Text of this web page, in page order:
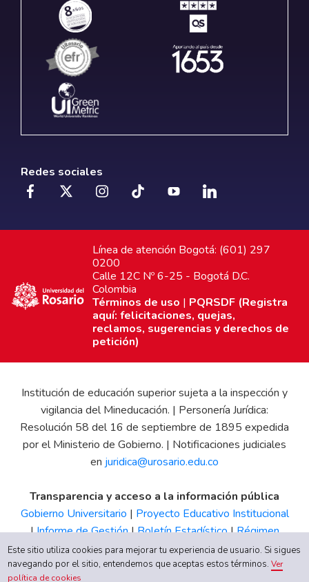
Redes sociales
Línea de atención Bogotá: (601) 297
0200
Calle 12C Nº 6-25 - Bogotá D.C.
Colombia
Términos de uso | PQRSDF (Registra
aquí: felicitaciones, quejas,
reclamos, sugerencias y derechos de
petición)
Institución de educación superior sujeta a la inspección y
vigilancia del Mineducación. | Personería Jurídica:
Resolución 58 del 16 de septiembre de 1895 expedida
por el Ministerio de Gobierno. | Notificaciones judiciales
en juridica@urosario.edu.co
Transparencia y acceso a la información pública
Gobierno Universitario | Proyecto Educativo Institucional
|Informe de Gestión|Boletín Estadístico|Régimen
Tributario|Estados Financieros |Código de Ética| Canal
de Integridad UR
Este sitio utiliza cookies para mejorar tu experiencia de usuario. Si sigues
navegando por el sitio, entendemos que aceptas estos términos.Ver
política de cookies